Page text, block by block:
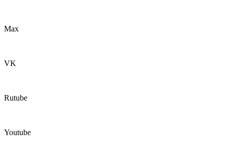
Max
VK
Rutube
Youtube